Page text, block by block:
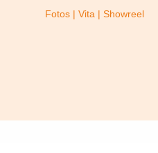
Fotos | Vita | Showreel